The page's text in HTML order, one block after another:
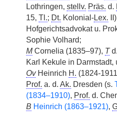
Lothringen, stellv. Präs. d.
15, Tl.; Dt. Kolonial-Lex.
Hofgerichtsadvokat u.
Sophie Volhard;
MCornelia (1835–97), T
Karl Kekule in Darmstadt,
OvHeinrich H. (1824-
Prof. a. d. Ak. Dresden (s.
(1834–1910), Prof. d.
B Heinrich (1863–1921),